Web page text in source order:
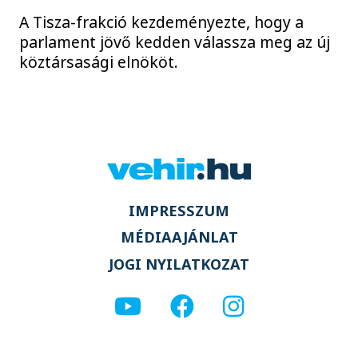
A Tisza-frakció kezdeményezte, hogy a
parlament jövő kedden válassza meg az új
köztársasági elnököt.
IMPRESSZUM
MÉDIAAJÁNLAT
JOGI NYILATKOZAT